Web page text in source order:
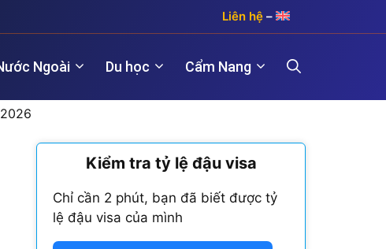
Liên hệ –
(3 năm)
Hợp pháp hóa lãnh sự Hàn Quốc
Hợp pháp hóa lãnh sự Trung Quốc
Ngoài
Visa Maroc
Visa Nam Phi
Du học Cẩm Nang
Kiểm tra tỷ lệ đậu visa
Chỉ cần 2 phút, bạn đã biết được tỷ
lệ đậu visa của mình